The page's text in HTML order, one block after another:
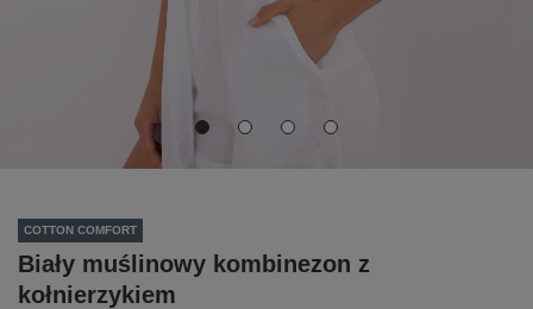
COTTON COMFORT
Biały muślinowy kombinezon z
kołnierzykiem